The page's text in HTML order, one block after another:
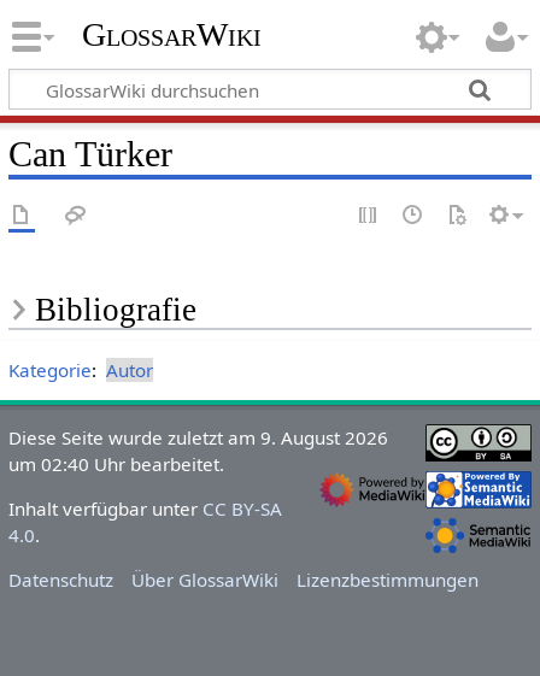
GlossarWiki
Can Türker
Bibliografie
Kategorie: Autor
Diese Seite wurde zuletzt am 9. August 2026
um 02:40 Uhr bearbeitet.
Inhalt verfügbar unter CC BY-SA
4.0.
Datenschutz
Über GlossarWiki Lizenzbestimmungen